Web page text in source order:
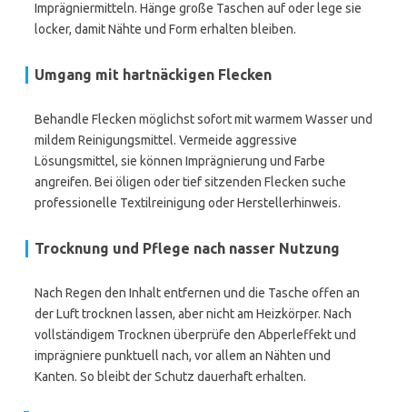
Imprägniermitteln. Hänge große Taschen auf oder lege sie
locker, damit Nähte und Form erhalten bleiben.
Umgang mit hartnäckigen Flecken
Behandle Flecken möglichst sofort mit warmem Wasser und
mildem Reinigungsmittel. Vermeide aggressive
Lösungsmittel, sie können Imprägnierung und Farbe
angreifen. Bei öligen oder tief sitzenden Flecken suche
professionelle Textilreinigung oder Herstellerhinweis.
Trocknung und Pflege nach nasser Nutzung
Nach Regen den Inhalt entfernen und die Tasche offen an
der Luft trocknen lassen, aber nicht am Heizkörper. Nach
vollständigem Trocknen überprüfe den Abperleffekt und
imprägniere punktuell nach, vor allem an Nähten und
Kanten. So bleibt der Schutz dauerhaft erhalten.